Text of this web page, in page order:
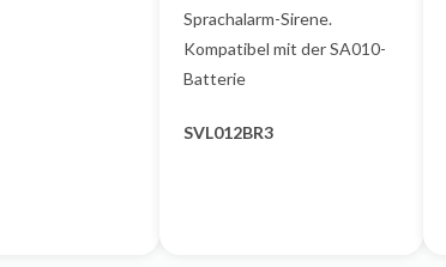
Sprachalarm-Sirene.
Kompatibel mit der SA010-
Batterie
SVL012BR3